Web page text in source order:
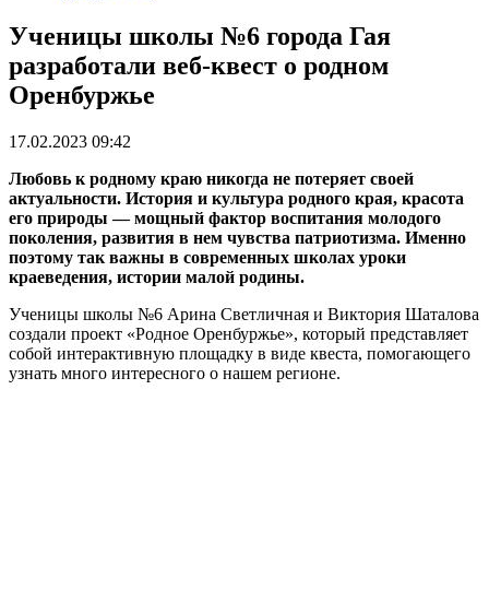
Ученицы школы №6 города Гая
разработали веб-квест о родном
Оренбуржье
17.02.2023 09:42
Любовь к родному краю никогда не потеряет своей
актуальности. История и культура родного края, красота
его природы — мощный фактор воспитания молодого
поколения, развития в нем чувства патриотизма. Именно
поэтому так важны в современных школах уроки
краеведения, истории малой родины.
Ученицы школы №6 Арина Светличная и Виктория Шаталова
создали проект «Родное Оренбуржье», который представляет
собой интерактивную площадку в виде квеста, помогающего
узнать много интересного о нашем регионе.